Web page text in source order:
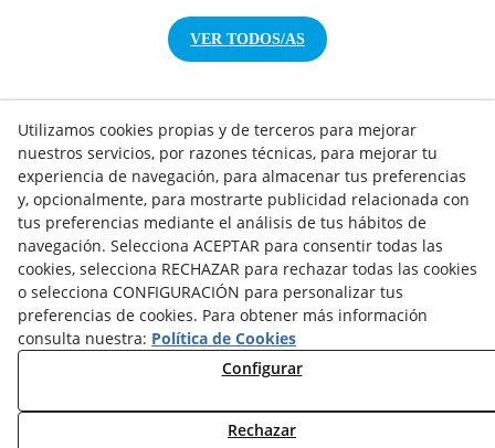
VER TODOS/AS
NOTICIAS AEROTERMIA
NOTICIAS FOTOVOLTAICA
NOTICIAS CLIMATIZACIÓN
NOTICIAS CALEFACCIÓN
NOTICIAS BIOMASA
NOTICIAS VENTILACIÓN
NOTICIAS ACS
NOVEDADES
Utilizamos cookies propias y de terceros para mejorar
nuestros servicios, por razones técnicas, para mejorar tu
experiencia de navegación, para almacenar tus preferencias
y, opcionalmente, para mostrarte publicidad relacionada con
tus preferencias mediante el análisis de tus hábitos de
navegación. Selecciona ACEPTAR para consentir todas las
cookies, selecciona RECHAZAR para rechazar todas las cookies
o selecciona CONFIGURACIÓN para personalizar tus
preferencias de cookies. Para obtener más información
consulta nuestra: Política de Cookies
Configurar
Rechazar